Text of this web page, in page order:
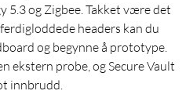
5.3 og Zigbee. Takket være det
headers kan du
og begynne å prototype.
ekstern probe, og Secure Vault
innbrudd.